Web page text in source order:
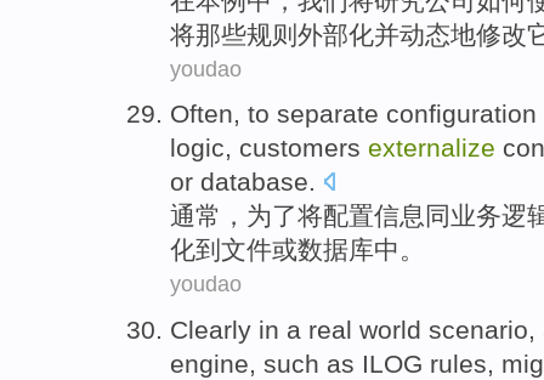
将那些规则外部化并动态地修改
youdao
Often, to separate configuration
logic, customers externalize
or database.
通常 ， 为了将配置信息 同业务逻
化到 文件或数据库中。
youdao
Clearly in a real world scenario,
engine, such as ILOG rules,